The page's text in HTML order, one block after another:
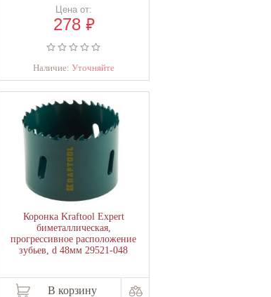
Цена от:
278 ₽
Наличие:Уточняйте
Коронка Kraftool Expert
биметаллическая,
прогрессивное расположение
зубьев, d 48мм 29521-048
В корзину